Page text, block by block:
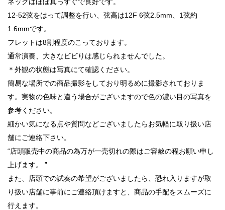
12-52弦をはって調整を行い、弦高は12F 6弦2.5mm、1弦約
1.6mmです。
フレットは8割程度のこっております。
通常演奏、大きなビビりは感じられませんでした。
＊外観の状態は写真にて確認ください。
簡易な場所での商品撮影をしており明るめに撮影されておりま
す。実物の色味と違う場合がございますので色の濃い目の写真を
参考ください。
細かい気になる点や質問などございましたらお気軽に取り扱い店
舗にご連絡下さい。
“店頭販売中の商品の為万が一売切れの際はご容赦の程お願い申し
上げます。 ”
また、店頭での試奏の希望がございましたら、恐れ入りますが取
り扱い店舗に事前にご連絡頂けますと、商品の手配をスムーズに
行えます。